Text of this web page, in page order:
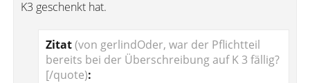
K3 geschenkt hat.
Zitat(von gerlindOder, war der Pflichtteil
bereits bei der Überschreibung auf K 3 fällig?
[/quote):